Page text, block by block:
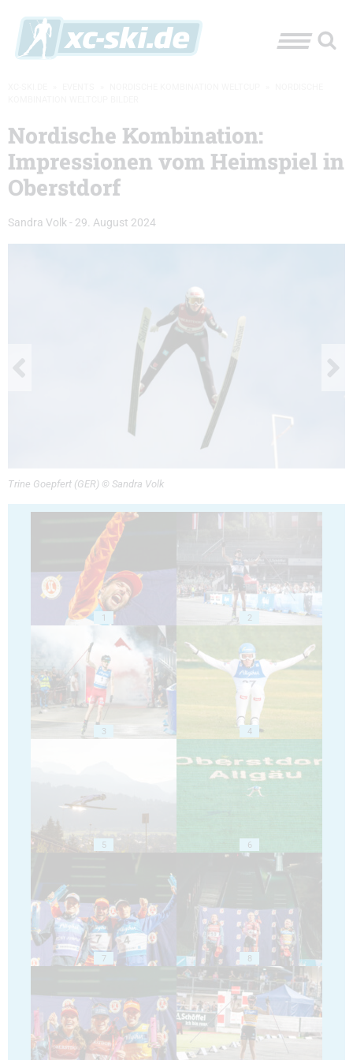
Nordische Kombination:
Impressionen vom Heimspiel in
Oberstdorf
Sandra Volk- 29. August 2024
Trine Goepfert (GER) © Sandra Volk
1 2
3 4
5 6
7 8